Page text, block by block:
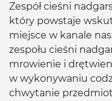
Zespół cieśni
który powstaje
miejsce w kanale
zespołu cieśni
mrowienie i
w wykonywaniu
chwytanie